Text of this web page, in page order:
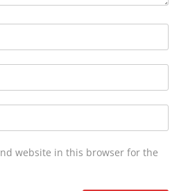
website in this browser for the